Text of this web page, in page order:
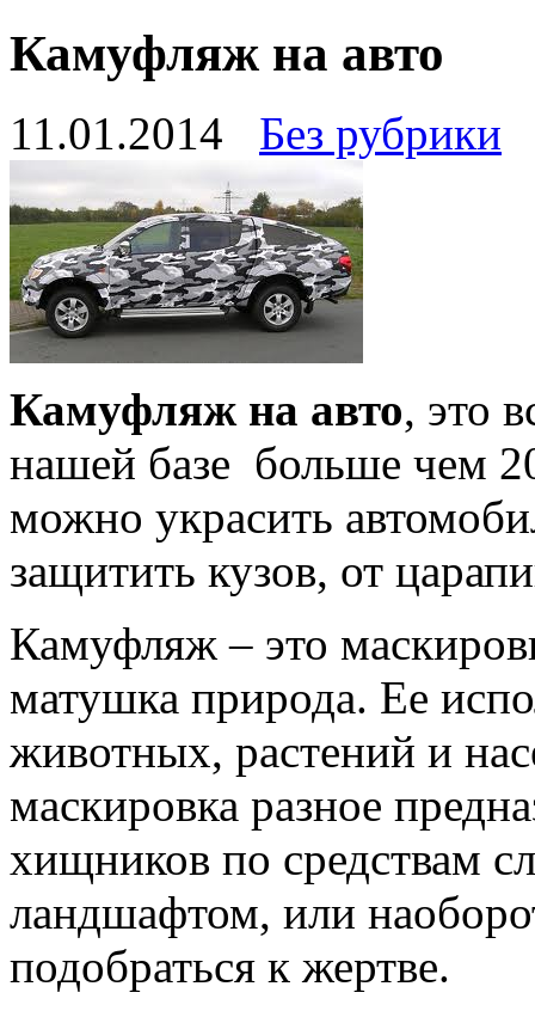
Камуфляж на авто
11.01.2014 Без рубрики
Камуфляж на авто, это
нашей базе больше чем
можно украсить
защитить кузов, от
Камуфляж – это
матушка природа. Ее
животных, растений и
маскировка разное
хищников по средствам
ландшафтом, или
подобраться к жертве.